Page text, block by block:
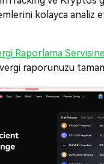
kolayca analiz
Raporlama
raporunuzu